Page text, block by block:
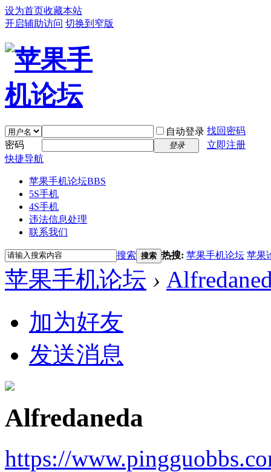
设为首页收藏本站
开启辅助访问 切换到窄版
自动登录 找回密码
密码
登录
立即注册
快捷导航
苹果手机论坛BBS
5S手机
4S手机
违法信息处理
联系我们
搜索 搜索 热搜: 苹果手机论坛 苹果
苹果手机论坛 ›
加为好友
发送消息
Alfredaneda
https://